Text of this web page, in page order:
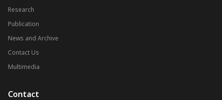
Research
Publication
News and Archive
Contact Us
Multimedia
Contact